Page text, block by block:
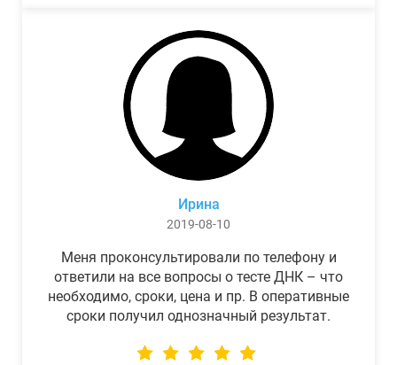
Ирина
2019-08-10
Меня проконсультировали по телефону и
ответили на все вопросы о тесте ДНК – что
необходимо, сроки, цена и пр. В оперативные
сроки получил однозначный результат.